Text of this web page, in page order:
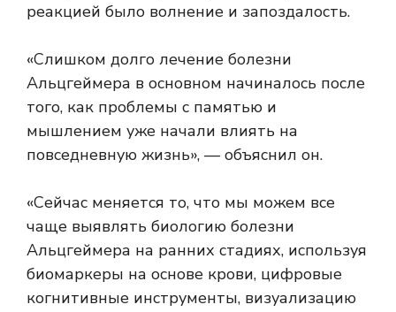
реакцией было волнение и запоздалость.
«Слишком долго лечение болезни
Альцгеймера в основном начиналось после
того, как проблемы с памятью и
мышлением уже начали влиять на
повседневную жизнь», — объяснил он.
«Сейчас меняется то, что мы можем все
чаще выявлять биологию болезни
Альцгеймера на ранних стадиях, используя
биомаркеры на основе крови, цифровые
когнитивные инструменты, визуализацию